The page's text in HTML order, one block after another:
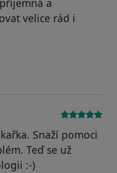
a
velice rád i
bartonik.jan
Snaží pomoci
Teď se už
:-)